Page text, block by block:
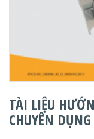
TÀI LIỆU
CHUYÊN